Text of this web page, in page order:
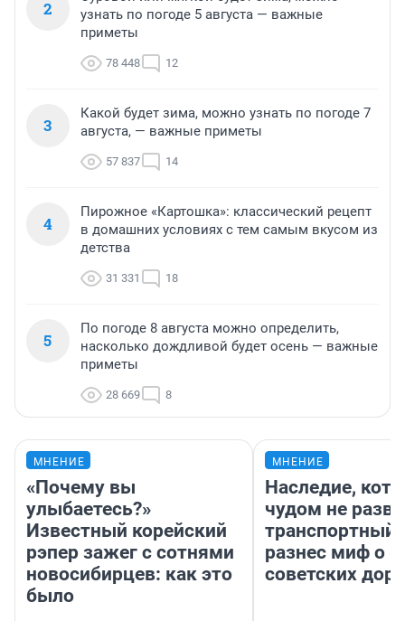
2
узнать по погоде 5 августа — важные
приметы
78 448 12
3
Какой будет зима, можно узнать по погоде 7
августа, — важные приметы
57 837 14
4
Пирожное «Картошка»: классический рецепт
в домашних условиях с тем самым вкусом из
детства
31 331 18
5
По погоде 8 августа можно определить,
насколько дождливой будет осень — важные
приметы
28 669 8
МНЕНИЕ
«Почему вы
улыбаетесь?»
Известный корейский
рэпер зажег с сотнями
новосибирцев: как это
было
МНЕНИЕ
Наследие,
чудом не
транспортный
разнес миф о
советских